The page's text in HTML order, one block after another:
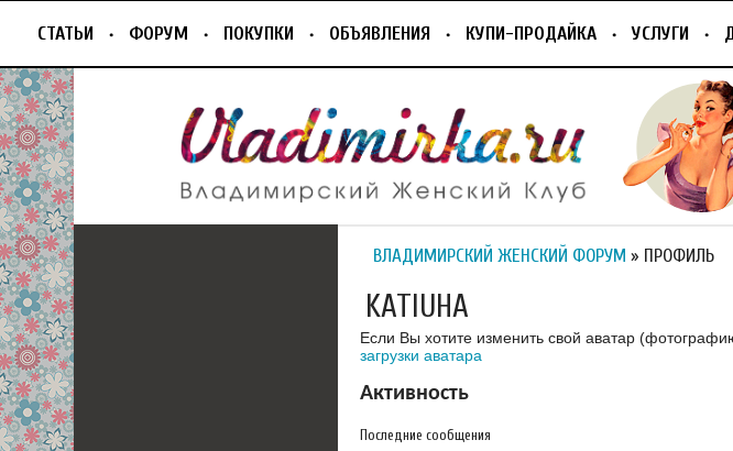
СТАТЬИ ФОРУМ ПОКУПКИ ОБЪЯВЛЕНИЯ КУПИ-ПРОДАЙКА УСЛУГИ
ВЛАДИМИРСКИЙ ЖЕНСКИЙ ФОРУМ » ПРОФИЛЬ
KATIUHA
Если Вы хотите изменить свой аватар
загрузки аватара
Активность
Последние сообщения